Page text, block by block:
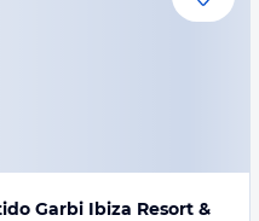
Garbi Ibiza Resort &